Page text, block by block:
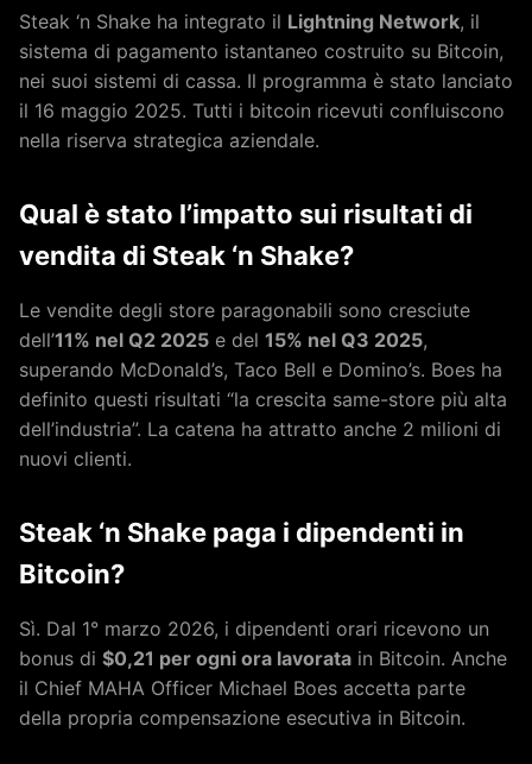
Steak ‘n Shake ha integrato il Lightning Network, il
sistema di pagamento istantaneo costruito su Bitcoin,
nei suoi sistemi di cassa. Il programma è stato lanciato
il 16 maggio 2025. Tutti i bitcoin ricevuti confluiscono
nella riserva strategica aziendale.
Qual è stato l’impatto sui risultati di
vendita di Steak ‘n Shake?
Le vendite degli store paragonabili sono cresciute
dell’11% nel Q2 2025 e del 15% nel Q3 2025,
superando McDonald’s, Taco Bell e Domino’s. Boes ha
definito questi risultati “la crescita same-store più alta
dell’industria”. La catena ha attratto anche 2 milioni di
nuovi clienti.
Steak ‘n Shake paga i dipendenti in
Bitcoin?
Sì. Dal 1° marzo 2026, i dipendenti orari ricevono un
bonus di $0,21 per ogni ora lavorata in Bitcoin. Anche
il Chief MAHA Officer Michael Boes accetta parte
della propria compensazione esecutiva in Bitcoin.